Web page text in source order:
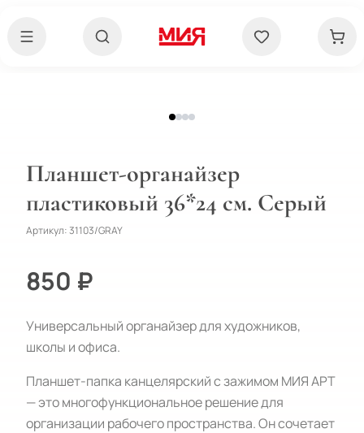
Планшет-органайзер
пластиковый 36*24 см. Серый
Артикул:31103/GRAY
850 ₽
Универсальный органайзер для художников,
школы и офиса.
Планшет-папка канцелярский с зажимом МИЯ АРТ
— это многофункциональное решение для
организации рабочего пространства. Он сочетает